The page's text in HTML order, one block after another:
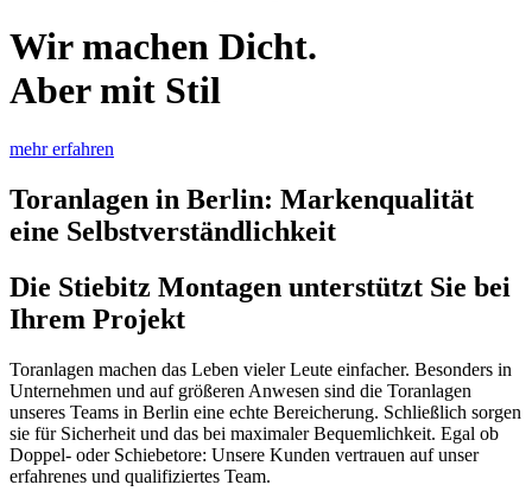
Wir machen Dicht.
Aber mit Stil
mehr erfahren
Toranlagen in Berlin: Markenqualität
eine Selbstverständlichkeit
Die Stiebitz Montagen unterstützt Sie bei
Ihrem Projekt
Toranlagen machen das Leben vieler Leute einfacher. Besonders in
Unternehmen und auf größeren Anwesen sind die Toranlagen
unseres Teams in Berlin eine echte Bereicherung. Schließlich sorgen
sie für Sicherheit und das bei maximaler Bequemlichkeit. Egal ob
Doppel- oder Schiebetore: Unsere Kunden vertrauen auf unser
erfahrenes und qualifiziertes Team.